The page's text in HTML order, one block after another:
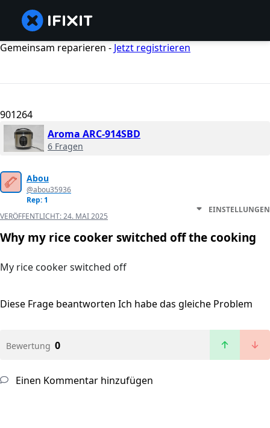
Gemeinsam reparieren - Jetzt registrieren
901264
Aroma ARC-914SBD
6 Fragen
Abou
@abou35936
Rep: 1
VERÖFFENTLICHT:24. MAI 2025
EINSTELLUNGEN
Why my rice cooker switched off the cooking
My rice cooker switched off
Diese Frage beantworten Ich habe das gleiche Problem
Bewertung 0
Einen Kommentar hinzufügen